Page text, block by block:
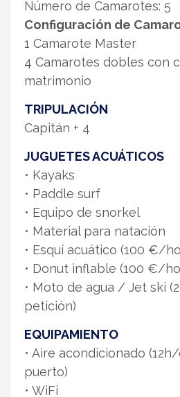
Número de Camarotes: 5
Configuración de
1 Camarote Master
4 Camarotes dobles con
matrimonio
TRIPULACIÓN
Capitán + 4
JUGUETES ACUÁTICOS
• Kayaks
• Paddle surf
• Equipo de snorkel
• Material para natación
• Esquí acuático (100 €/
• Donut inflable (100 €/
• Moto de agua / Jet ski
petición)
EQUIPAMIENTO
• Aire acondicionado
puerto)
• WiFi